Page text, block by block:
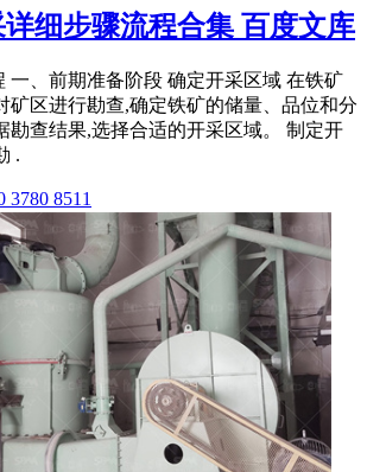
细步骤流程合集 百度文库
一、前期准备阶段 确定开采区域 在铁矿
矿区进行勘查,确定铁矿的储量、品位和分
勘查结果,选择合适的开采区域。 制定开
.
3780 8511